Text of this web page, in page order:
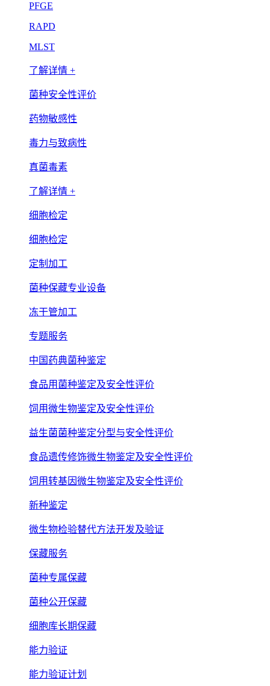
PFGE
RAPD
MLST
了解详情 +
菌种安全性评价
药物敏感性
毒力与致病性
真菌毒素
了解详情 +
细胞检定
细胞检定
定制加工
菌种保藏专业设备
冻干管加工
专题服务
中国药典菌种鉴定
食品用菌种鉴定及安全性评价
饲用微生物鉴定及安全性评价
益生菌菌种鉴定分型与安全性评价
食品遗传修饰微生物鉴定及安全性评价
饲用转基因微生物鉴定及安全性评价
新种鉴定
微生物检验替代方法开发及验证
保藏服务
菌种专属保藏
菌种公开保藏
细胞库长期保藏
能力验证
能力验证计划